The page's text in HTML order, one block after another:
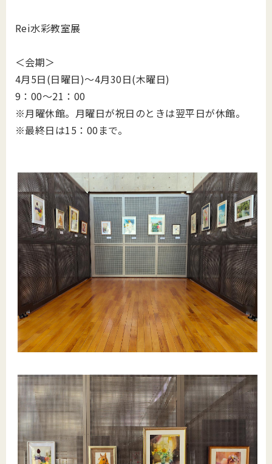
Rei水彩教室展
＜会期＞
4月5日(日曜日)～4月30日(木曜日)
9：00～21：00
※月曜休館。月曜日が祝日のときは翌平日が休館。
※最終日は15：00まで。